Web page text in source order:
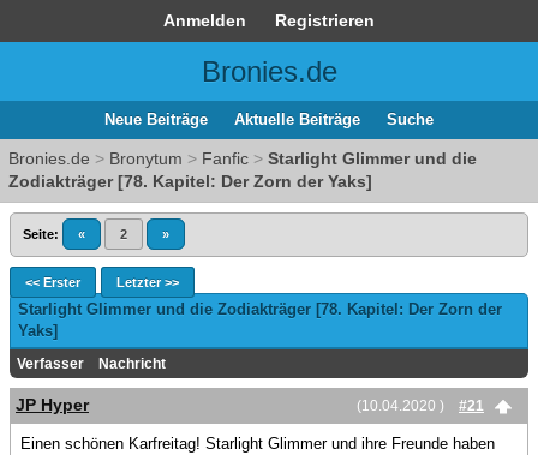
Anmelden Registrieren
Bronies.de
Neue Beiträge Aktuelle Beiträge Suche
Bronies.de > Bronytum > Fanfic > Starlight Glimmer und die
Zodiakträger [78. Kapitel: Der Zorn der Yaks]
Seite: « 2 »
<< Erster Letzter >>
Starlight Glimmer und die Zodiakträger [78. Kapitel: Der Zorn der
Yaks]
Verfasser Nachricht
(10.04.2020 ) #21
JP Hyper
Einen schönen Karfreitag! Starlight Glimmer und ihre Freunde haben